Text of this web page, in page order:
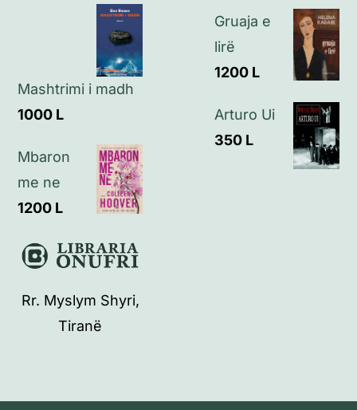
Mashtrimi i madh
1000 L
Mbaron
me ne
1200 L
Gruaja e
lirë
1200 L
Arturo Ui
350 L
Rr. Myslym Shyri,
Tiranë